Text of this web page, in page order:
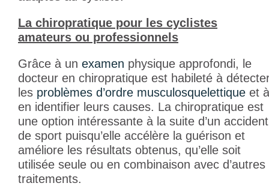
La chiropratique pour les cyclistes
amateurs ou professionnels
Grâce à un examen physique approfondi, le
docteur en chiropratique est habileté à
les problèmes d’ordre musculosquelettique et à
en identifier leurs causes. La chiropratique est
une option intéressante à la suite d’un accident
de sport puisqu’elle accélère la guérison et
améliore les résultats obtenus, qu’elle soit
utilisée seule ou en combinaison avec d’autres
traitements.